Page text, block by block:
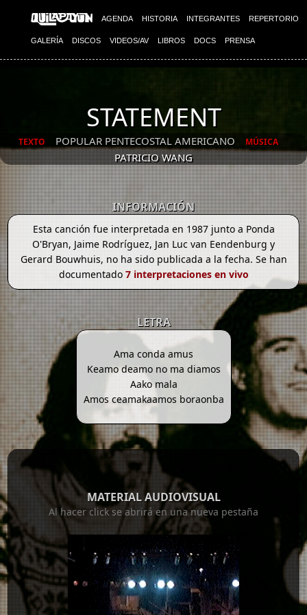
AGENDA HISTORIA INTEGRANTES REPERTORIO
GALERÍA DISCOS VIDEOS/AV LIBROS DOCS PRENSA
STATEMENT
TEXTO POPULAR PENTECOSTAL AMERICANO MÚSICA
PATRICIO WANG
INFORMACIÓN
Esta canción fue interpretada en 1987 junto a Ponda
O'Bryan, Jaime Rodríguez, Jan Luc van Eendenburg y
Gerard Bouwhuis, no ha sido publicada a la fecha. Se han
documentado7 interpretaciones en vivo
LETRA
Ama conda amus
Keamo deamo no ma diamos
Aako mala
Amos ceamakaamos boraonba
MATERIAL AUDIOVISUAL
Al hacer click se abrirá en una nueva pestaña